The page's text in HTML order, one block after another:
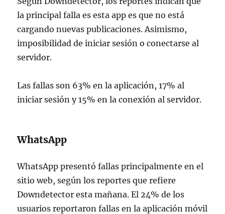
la principal falla es esta app es que no está
cargando nuevas publicaciones. Asimismo,
imposibilidad de iniciar sesión o conectarse al
servidor.
Las fallas son 63% en la aplicación, 17% al
iniciar sesión y 15% en la conexión al servidor.
WhatsApp
WhatsApp presentó fallas principalmente en el
sitio web, según los reportes que refiere
Downdetector esta mañana. El 24% de los
usuarios reportaron fallas en la aplicación móvil